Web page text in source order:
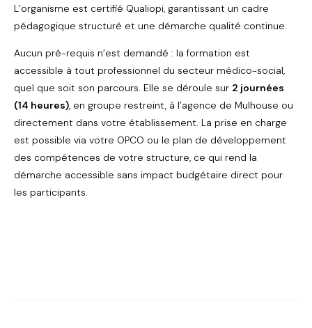
L’organisme est certifié Qualiopi, garantissant un cadre
pédagogique structuré et une démarche qualité continue.
Aucun pré-requis n’est demandé : la formation est
accessible à tout professionnel du secteur médico-social,
quel que soit son parcours. Elle se déroule sur 2 journées
(14 heures), en groupe restreint, à l’agence de Mulhouse ou
directement dans votre établissement. La prise en charge
est possible via votre OPCO ou le plan de développement
des compétences de votre structure, ce qui rend la
démarche accessible sans impact budgétaire direct pour
les participants.